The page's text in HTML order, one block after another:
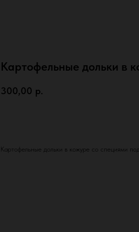
Картофельные дольки в
300,00 р.
Картофельные дольки в кожуре со специями